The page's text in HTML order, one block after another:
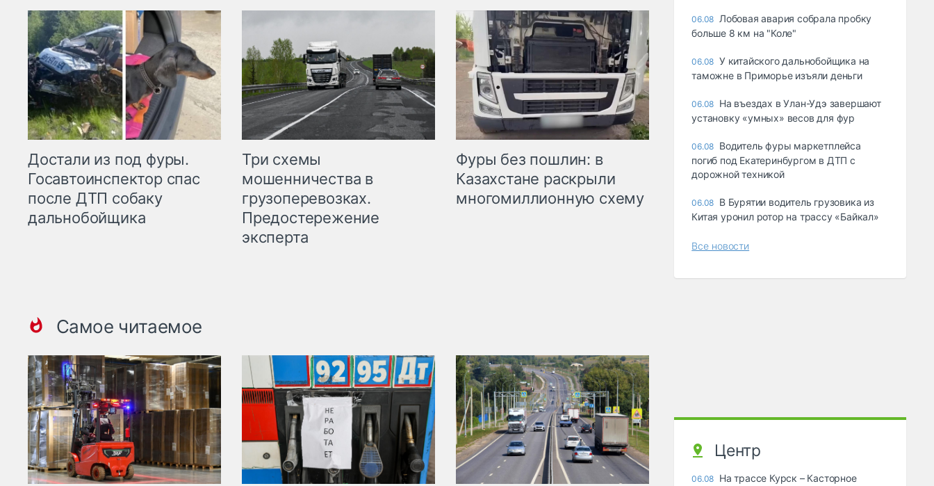
Достали из под фуры.
Госавтоинспектор спас
после ДТП собаку
дальнобойщика
Три схемы
мошенничества в
грузоперевозках.
Предостережение
эксперта
Фуры без пошлин: в
Казахстане раскрыли
многомиллионную схему
Самое читаемое
06.08 Лобовая авария собрала пробку
больше 8 км на "Коле"
06.08 У китайского дальнобойщика на
таможне в Приморье изъяли деньги
06.08 Ha въeздax в Улaн-Удэ зaвepшaют
ycтaнoвкy «yмныx» вecoв для фyp
06.08 Водитель фуры маркетплейса
погиб под Екатеринбургом в ДТП с
дорожной техникой
06.08 В Бурятии водитель грузовика из
Китая уронил ротор на трассу «Байкал»
Все новости
Центр
06.08 На трассе Курск – Касторное